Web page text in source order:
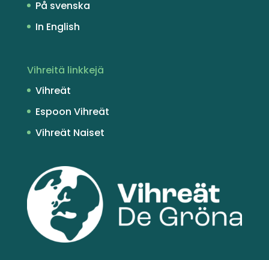
På svenska
In English
Vihreitä linkkejä
Vihreät
Espoon Vihreät
Vihreät Naiset